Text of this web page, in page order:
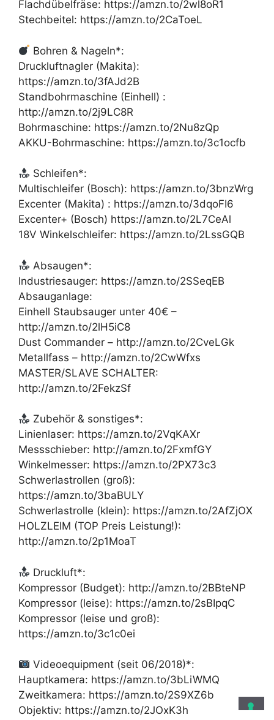
Flachdübelfräse: https://amzn.to/2wl8oR1
Stechbeitel: https://amzn.to/2CaToeL
Bohren & Nageln*:
Druckluftnagler (Makita):
https://amzn.to/3fAJd2B
Standbohrmaschine (Einhell) :
http://amzn.to/2j9LC8R
Bohrmaschine: https://amzn.to/2Nu8zQp
AKKU-Bohrmaschine: https://amzn.to/3c1ocfb
Schleifen*:
Multischleifer (Bosch): https://amzn.to/3bnzWrg
Excenter (Makita) : https://amzn.to/3dqoFI6
Excenter+ (Bosch) https://amzn.to/2L7CeAl
18V Winkelschleifer: https://amzn.to/2LssGQB
Absaugen*:
Industriesauger: https://amzn.to/2SSeqEB
Absauganlage:
Einhell Staubsauger unter 40€ –
http://amzn.to/2lH5iC8
Dust Commander – http://amzn.to/2CveLGk
Metallfass – http://amzn.to/2CwWfxs
MASTER/SLAVE SCHALTER:
http://amzn.to/2FekzSf
Zubehör & sonstiges*:
Linienlaser: https://amzn.to/2VqKAXr
Messschieber: http://amzn.to/2FxmfGY
Winkelmesser: https://amzn.to/2PX73c3
Schwerlastrollen (groß):
https://amzn.to/3baBULY
Schwerlastrolle (klein): https://amzn.to/2AfZjOX
HOLZLEIM (TOP Preis Leistung!):
http://amzn.to/2p1MoaT
Druckluft*:
Kompressor (Budget): http://amzn.to/2BBteNP
Kompressor (leise): https://amzn.to/2sBIpqC
Kompressor (leise und groß):
https://amzn.to/3c1c0ei
Videoequipment (seit 06/2018)*:
Hauptkamera: https://amzn.to/3bLiWMQ
Zweitkamera: https://amzn.to/2S9XZ6b
Objektiv: https://amzn.to/2JOxK3h